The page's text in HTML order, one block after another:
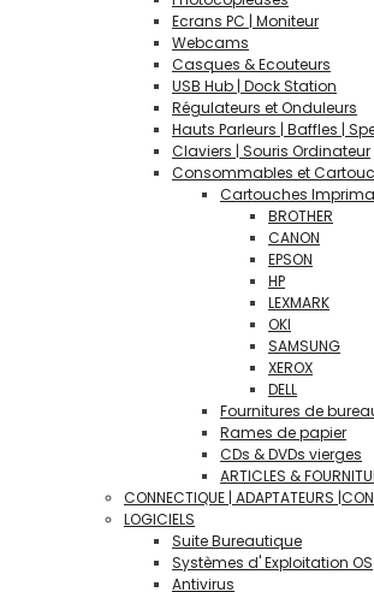
Ecrans PC | Moniteur
Webcams
Casques & Ecouteurs
USB Hub | Dock Station
Régulateurs et Onduleurs
Hauts Parleurs | Baffles |
Claviers | Souris Ordinateur
Consommables et
Cartouches
BROTHER
CANON
EPSON
HP
LEXMARK
OKI
SAMSUNG
XEROX
DELL
Fournitures de
Rames de papier
CDs & DVDs vierges
ARTICLES &
CONNECTIQUE | ADAPTATEURS
LOGICIELS
Suite Bureautique
Systèmes d' Exploitation OS
Antivirus